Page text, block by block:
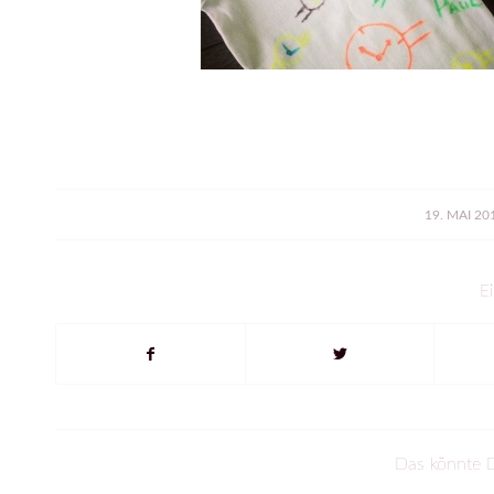
19. MAI
/
Das könnte